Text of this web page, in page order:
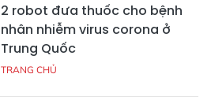
2 robot đưa thuốc cho bệnh
nhân nhiễm virus corona ở
Trung Quốc
TRANG CHỦ